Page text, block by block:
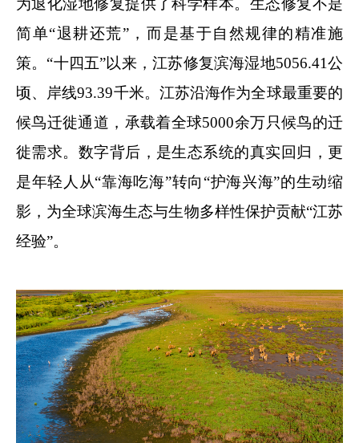
为退化湿地修复提供了科学样本。生态修复不是
简单“退耕还荒”，而是基于自然规律的精准施
策。“十四五”以来，江苏修复滨海湿地5056.41公
顷、岸线93.39千米。江苏沿海作为全球最重要的
候鸟迁徙通道，承载着全球5000余万只候鸟的迁
徙需求。数字背后，是生态系统的真实回归，更
是年轻人从“靠海吃海”转向“护海兴海”的生动缩
影，为全球滨海生态与生物多样性保护贡献“江苏
经验”。